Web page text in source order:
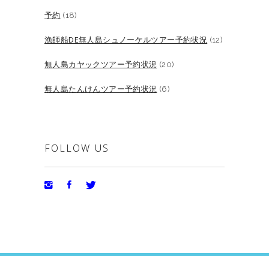
予約 (18)
漁師船DE無人島シュノーケルツアー予約状況 (12)
無人島カヤックツアー予約状況 (20)
無人島たんけんツアー予約状況 (6)
FOLLOW US